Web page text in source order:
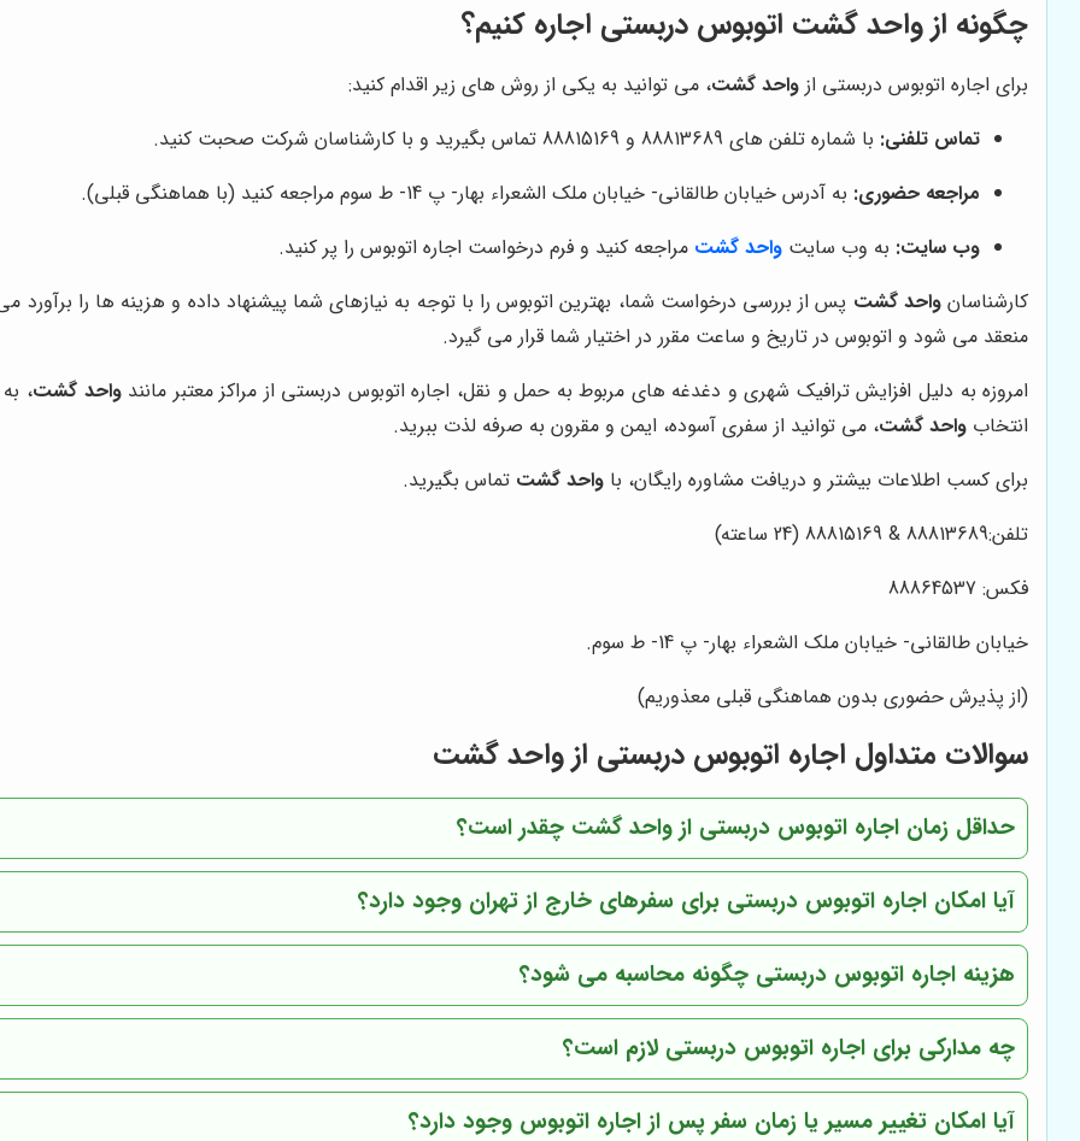
چگونه از واحد گشت اتوبوس دربستی اجاره کنیم؟
برای اجاره اتوبوس دربستی از واحد گشت، می توانید به یکی از روش های زیر اقدام کنید:
تماس تلفنی: با شماره تلفن های 88813689 و 88815169 تماس بگیرید و با کارشناسان شرکت صحبت کنید.
مراجعه حضوری: به آدرس خیابان طالقانی- خیابان ملک الشعراء بهار- پ 14- ط سوم مراجعه کنید (با هماهنگی قبلی).
وب سایت: به وب سایت واحد گشت مراجعه کنید و فرم درخواست اجاره اتوبوس را پر کنید.
کارشناسانواحد گشت پس از بررسی درخواست شما، بهترین اتوبوس را با توجه به نیازهای شما پیشنهاد داده و هزینه ها را برآورد
منعقد می شود و اتوبوس در تاریخ و ساعت مقرر در اختیار شما قرار می گیرد.
امروزه به دلیل افزایش ترافیک شهری و دغدغه های مربوط به حمل و نقل، اجاره اتوبوس دربستی از مراکز معتبر مانندواحد گشت،
انتخاب واحد گشت، می توانید از سفری آسوده، ایمن و مقرون به صرفه لذت ببرید.
برای کسب اطلاعات بیشتر و دریافت مشاوره رایگان، با واحد گشت تماس بگیرید.
تلفن:88813689 & 88815169 (24 ساعته)
فکس: 88864537
خیابان طالقانی- خیابان ملک الشعراء بهار- پ 14- ط سوم.
(از پذیرش حضوری بدون هماهنگی قبلی معذوریم)
سوالات متداول اجاره اتوبوس دربستی از واحد گشت
حداقل زمان اجاره اتوبوس دربستی از واحد گشت چقدر است؟
آیا امکان اجاره اتوبوس دربستی برای سفرهای خارج از تهران وجود دارد؟
هزینه اجاره اتوبوس دربستی چگونه محاسبه می شود؟
چه مدارکی برای اجاره اتوبوس دربستی لازم است؟
آیا امکان تغییر مسیر یا زمان سفر پس از اجاره اتوبوس وجود دارد؟